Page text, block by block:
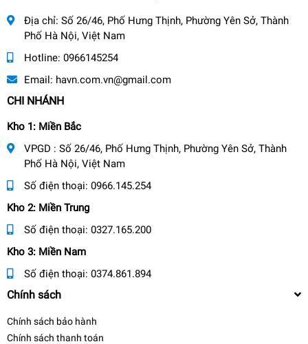
Địa chỉ: Số 26/46, Phố Hưng Thịnh, Phường Yên Sở, Thành
Phố Hà Nội, Việt Nam
Hotline: 0966145254
Email: havn.com.vn@gmail.com
CHI NHÁNH
Kho 1: Miền Bắc
VPGD : Số 26/46, Phố Hưng Thịnh, Phường Yên Sở, Thành
Phố Hà Nội, Việt Nam
Số điện thoại: 0966.145.254
Kho 2: Miền Trung
Số điện thoại: 0327.165.200
Kho 3: Miền Nam
Số điện thoại: 0374.861.894
Chính sách
Chính sách bảo hành
Chính sách thanh toán